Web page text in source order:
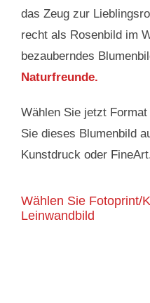
das Zeug zur
recht als Rosenbild im
bezauberndes
Naturfreunde.
Wählen Sie jetzt
Sie dieses Blumenbild
Kunstdruck oder
Wählen Sie Fotoprint/
Leinwandbild